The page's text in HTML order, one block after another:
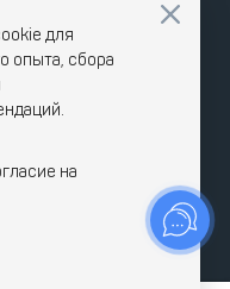
для
опыта, сбора
на